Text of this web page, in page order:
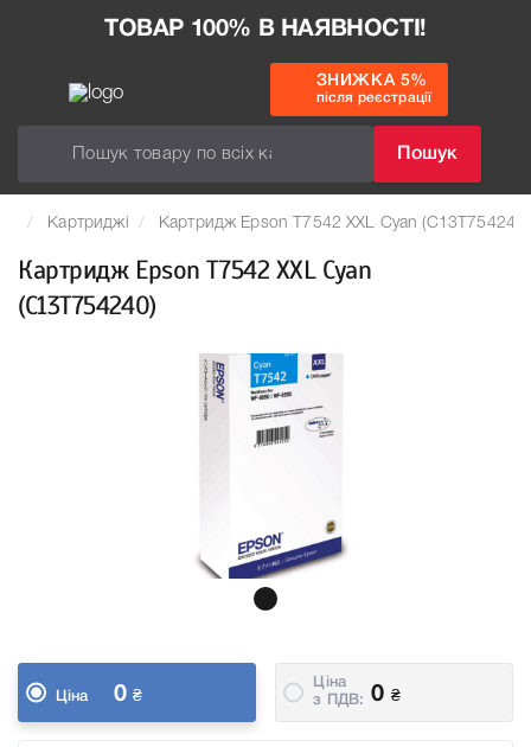
ТОВАР 100% В НАЯВНОСТІ!
Пошук
ЗНИЖКА 5%
після реєстрації
Картриджі Картридж Epson T7542 XXL Cyan (C13T754240)
Картридж Epson T7542 XXL Cyan
(C13T754240)
Ціна 0 ₴
Ціна
з ПДВ:
0 ₴